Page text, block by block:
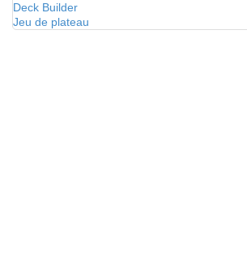
Deck Builder
Jeu de plateau